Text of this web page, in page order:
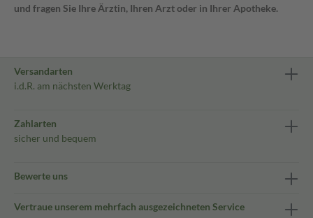
und fragen Sie Ihre Ärztin, Ihren Arzt oder in Ihrer Apotheke.
Versandarten
i.d.R. am nächsten Werktag
Zahlarten
sicher und bequem
Bewerte uns
Vertraue unserem mehrfach ausgezeichneten Service